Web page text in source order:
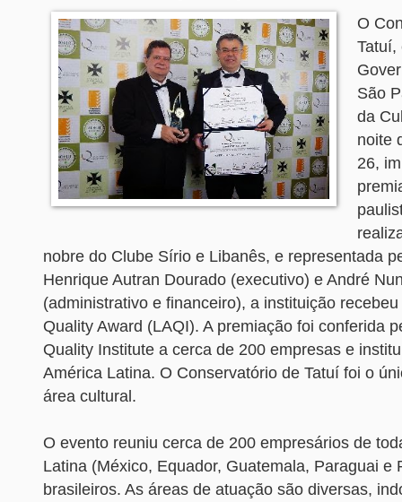
O
Tatuí,
São
da
noite
26,
nobre do Clube Sírio e Libanês, e representada
Henrique Autran Dourado (executivo) e André
(administrativo e financeiro), a instituição
Quality Award (LAQI). A premiação foi conferida
Quality Institute a cerca de 200 empresas e
América Latina. O Conservatório de Tatuí foi o
área cultural.
O evento reuniu cerca de 200 empresários de
Latina (México, Equador, Guatemala, Paraguai e
brasileiros. As áreas de atuação são diversas,